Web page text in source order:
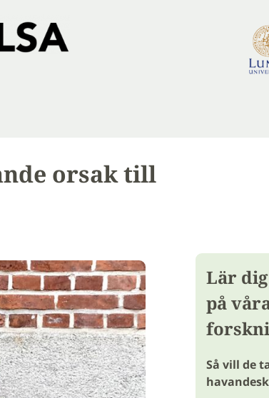
orsak till
Lär
på
Så vill de